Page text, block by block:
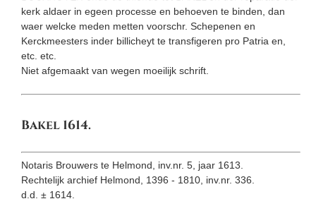
kerk aldaer in egeen processe en behoeven te binden, dan
waer welcke meden metten voorschr. Schepenen en
Kerckmeesters inder billicheyt te transfigeren pro Patria en,
etc. etc.
Niet afgemaakt van wegen moeilijk schrift.
Bakel 1614.
Notaris Brouwers te Helmond, inv.nr. 5, jaar 1613.
Rechtelijk archief Helmond, 1396 - 1810, inv.nr. 336.
d.d. ± 1614.